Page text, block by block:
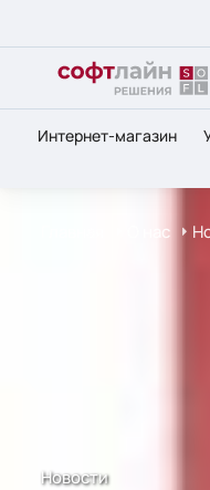
Интернет-магазин
О нас
Новости